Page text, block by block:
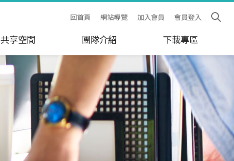
回首頁 網站導覽 加入會員 會員登入
共享空間 團隊介紹 下載專區